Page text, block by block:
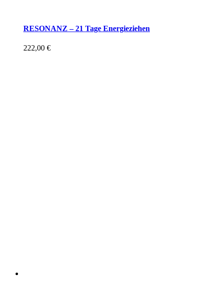
RESONANZ – 21 Tage Energieziehen
222,00 €